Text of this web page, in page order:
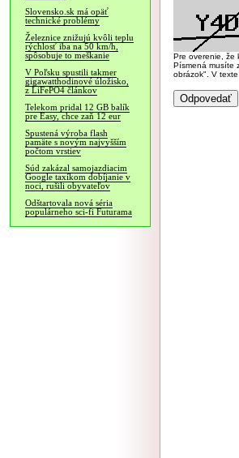
Slovensko.sk má opäť
technické problémy
Železnice znižujú kvôli teplu
rýchlosť iba na 50 km/h,
spôsobuje to meškanie
V Poľsku spustili takmer
gigawatthodinové úložisko,
z LiFePO4 článkov
Telekom pridal 12 GB balík
pre Easy, chce zaň 12 eur
Spustená výroba flash
pamäte s novým najvyšším
počtom vrstiev
Súd zakázal samojazdiacim
Google taxíkom dobíjanie v
noci, rušili obyvateľov
Odštartovala nová séria
populárneho sci-fi Futurama
Pre overenie, že
Písmená musíte
obrázok". V